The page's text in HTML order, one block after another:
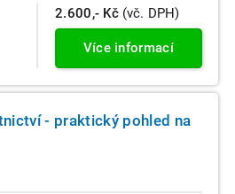
2.600,- Kč (vč. DPH)
Více informací
- praktický pohled na